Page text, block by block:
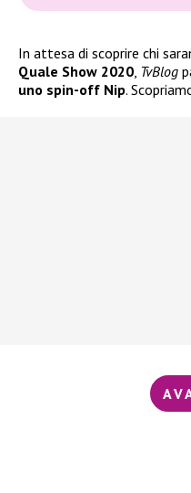
In attesa di scoprire chi
Quale Show 2020 TvBlog
uno spin-off Nip.